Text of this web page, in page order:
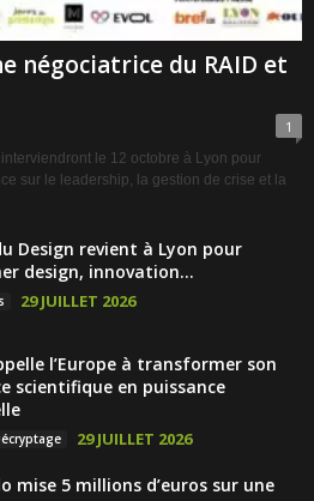
négociatrice du RAID et
1
le 12 octobre à Lyon pour
sur le leadership, la gestion de crise et la
Design revient à Lyon pour
design, innovation...
29 JUILLET 2026
l’Europe à transformer son
scientifique en puissance
29 JUILLET 2026
mise 5 millions d’euros sur une